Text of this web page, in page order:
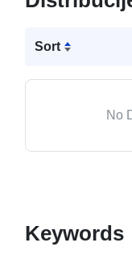
Sort
No
Keywords